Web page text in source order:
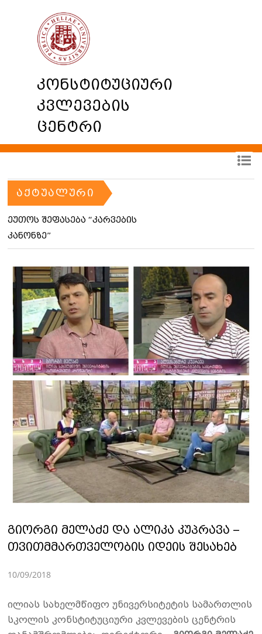
კონსტიტუციური
კვლევების
ცენტრი
ᲐᲥᲢᲣᲐᲚᲣᲠᲘ
ეუთოს შეფასება “კარვების
კანონზე”
გიორგი მელაძე და ალიკა კუპრავა –
თვითმმართველობის იდეის შესახებ
10/09/2018
ილიას სახელმწიფო უნივერსიტეტის სამართლის
სკოლის კონსტიტუციური კვლევების ცენტრის